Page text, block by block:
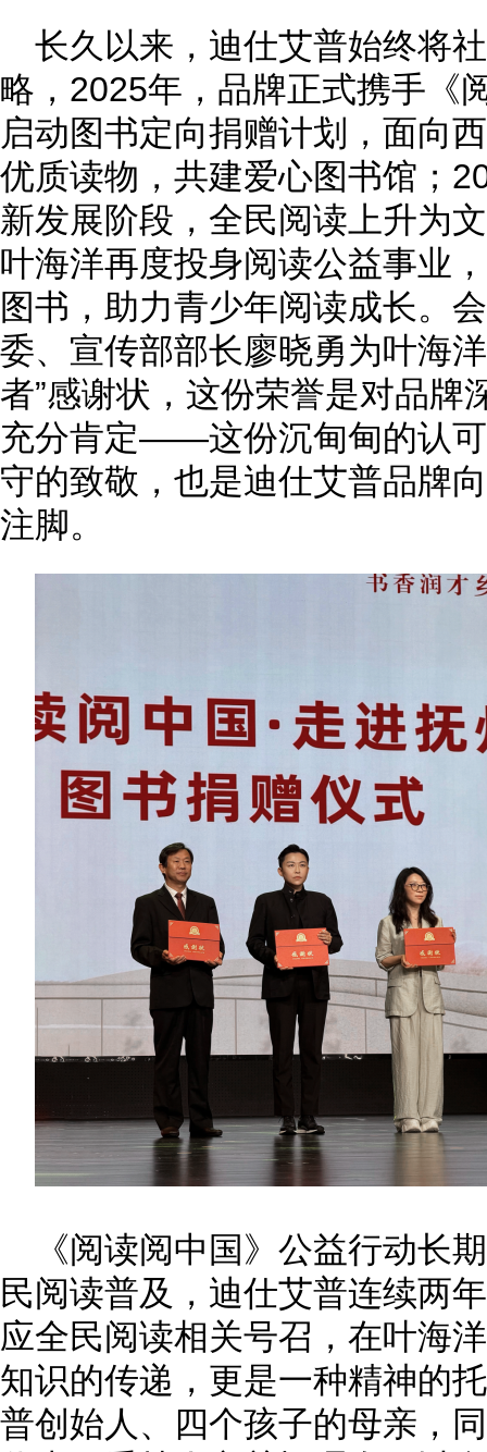
长久以来，迪仕艾普始终将
略，2025年，品牌正式携手《
启动图书定向捐赠计划，面向
优质读物，共建爱心图书馆；
新发展阶段，全民阅读上升为
叶海洋再度投身阅读公益事业
图书，助力青少年阅读成长。
委、宣传部部长廖晓勇为叶海
者”感谢状，这份荣誉是对品牌
充分肯定——这份沉甸甸的认
守的致敬，也是迪仕艾普品牌
注脚。
《阅读阅中国》公益行动长
民阅读普及，迪仕艾普连续两
应全民阅读相关号召，在叶海
知识的传递，更是一种精神的
普创始人、四个孩子的母亲，